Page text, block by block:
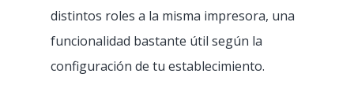
distintos roles a la misma impresora, una
funcionalidad bastante útil según la
configuración de tu establecimiento.